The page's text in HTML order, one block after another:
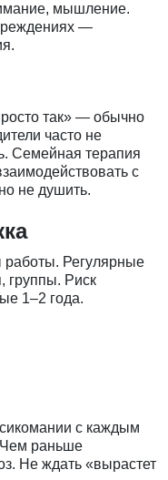
мышление.
—
так» — обычно
часто не
Семейная терапия
с
не душить.
работы. Регулярные
группы. Риск
1–2 года.
с каждым
раньше
Не ждать «вырастет